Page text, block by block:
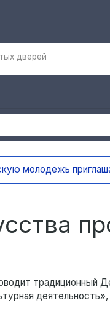
дверей
в грантовом